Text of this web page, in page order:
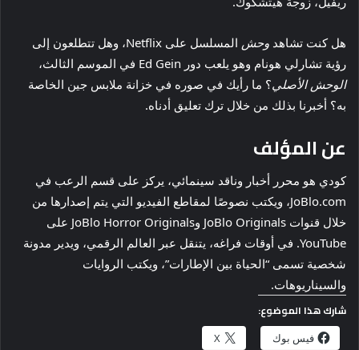
هل كنت تشاهد وحش
المسلسل على Netflix، وهل تتطلعون إلى
رؤية تشارلي هونام وهو يلعب دور Ed Gein في الموسم الثالث،
الوحش الأصلي؟ ما رأيك في صوره في خزانة ملابس جين الخاصة
به؟ أخبرنا بذلك من خلال ترك تعليق أدناه.
عن المؤلف
كودي هو محرر أخبار وناقد سينمائي، يركز على قسم الرعب في
JoBlo.com، ويكتب نصوصًا لمقاطع الفيديو التي يتم إصدارها من
خلال قنوات JoBlo Originals وJoBlo Horror Originals على
YouTube. في أوقات فراغه، يتنقل عبر العالم الرقمي، ويدير مدونة
شخصية تسمى “الحياة بين الإطارات”، ويكتب الروايات
والسيناريوهات.
شارك هذا الموضوع:
فيس بوك X